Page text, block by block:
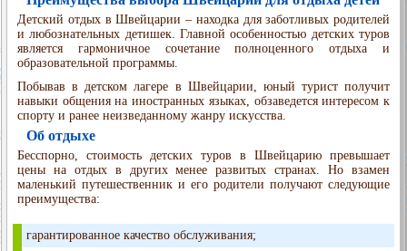
Детский отдых в Швейцарии – находка для заботливых родителей
и любознательных детишек. Главной особенностью детских туров
является гармоничное сочетание полноценного отдыха и
образовательной программы.
Побывав в детском лагере в Швейцарии, юный турист получит
навыки общения на иностранных языках, обзаведется интересом к
спорту и ранее неизведанному жанру искусства.
Об отдыхе
Бесспорно, стоимость детских туров в Швейцарию превышает
цены на отдых в других менее развитых странах. Но взамен
маленький путешественник и его родители получают следующие
преимущества:
гарантированное качество обслуживания;